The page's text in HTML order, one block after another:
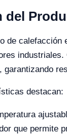
del
de
garantizando
destacan:
que permite